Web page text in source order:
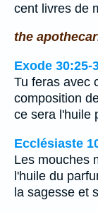
cent livres de
the
Exode 30:25-
Tu feras avec
composition
ce sera l'huile
Ecclésiaste
Les mouches
l'huile du
la sagesse et